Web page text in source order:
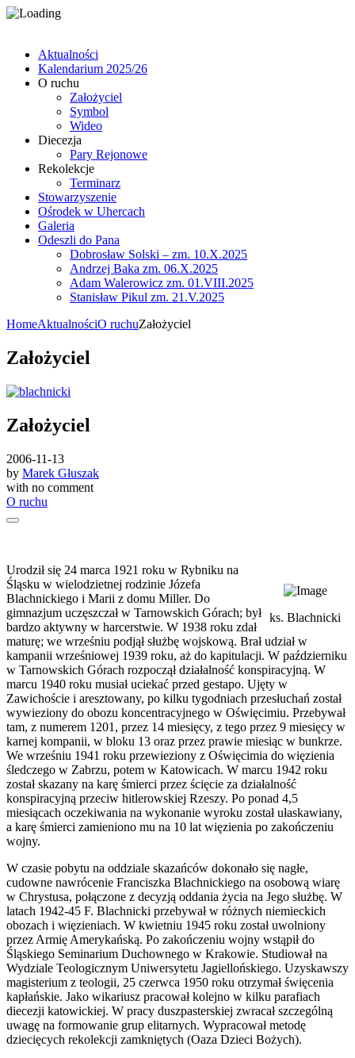
Aktualności
Kalendarium 2025/26
O ruchu
Założyciel
Symbol
Wideo
Diecezja
Pary Rejonowe
Rekolekcje
Terminarz
Stowarzyszenie
Ośrodek w Uhercach
Galeria
Odeszli do Pana
Dobrosław Solski – zm. 10.X.2025
Andrzej Baka zm. 06.X.2025
Adam Walerowicz zm. 01.VIII.2025
Stanisław Pikul zm. 21.V.2025
HomeAktualnościO ruchuZałożyciel
Założyciel
Założyciel
2006-11-13
by Marek Głuszak
with no comment
O ruchu
ks. Blachnicki
Urodził się 24 marca 1921 roku w Rybniku na
Śląsku w wielodzietnej rodzinie Józefa
Blachnickiego i Marii z domu Miller. Do
gimnazjum uczęszczał w Tarnowskich Górach; był
bardzo aktywny w harcerstwie. W 1938 roku zdał
maturę; we wrześniu podjął służbę wojskową. Brał udział w
kampanii wrześniowej 1939 roku, aż do kapitulacji. W październiku
w Tarnowskich Górach rozpoczął działalność konspiracyjną. W
marcu 1940 roku musiał uciekać przed gestapo. Ujęty w
Zawichoście i aresztowany, po kilku tygodniach przesłuchań został
wywieziony do obozu koncentracyjnego w Oświęcimiu. Przebywał
tam, z numerem 1201, przez 14 miesięcy, z tego przez 9 miesięcy w
karnej kompanii, w bloku 13 oraz przez prawie miesiąc w bunkrze.
We wrześniu 1941 roku przewieziony z Oświęcimia do więzienia
śledczego w Zabrzu, potem w Katowicach. W marcu 1942 roku
został skazany na karę śmierci przez ścięcie za działalność
konspiracyjną przeciw hitlerowskiej Rzeszy. Po ponad 4,5
miesiącach oczekiwania na wykonanie wyroku został ułaskawiany,
a karę śmierci zamieniono mu na 10 lat więzienia po zakończeniu
wojny.
W czasie pobytu na oddziale skazańców dokonało się nagłe,
cudowne nawrócenie Franciszka Blachnickiego na osobową wiarę
w Chrystusa, połączone z decyzją oddania życia na Jego służbę. W
latach 1942-45 F. Blachnicki przebywał w różnych niemieckich
obozach i więzieniach. W kwietniu 1945 roku został uwolniony
przez Armię Amerykańską. Po zakończeniu wojny wstąpił do
Śląskiego Seminarium Duchownego w Krakowie. Studiował na
Wydziale Teologicznym Uniwersytetu Jagiellońskiego. Uzyskawszy
magisterium z teologii, 25 czerwca 1950 roku otrzymał święcenia
kapłańskie. Jako wikariusz pracował kolejno w kilku parafiach
diecezji katowickiej. W pracy duszpasterskiej zwracał szczególną
uwagę na formowanie grup elitarnych. Wypracował metodę
dziecięcych rekolekcji zamkniętych (Oaza Dzieci Bożych).